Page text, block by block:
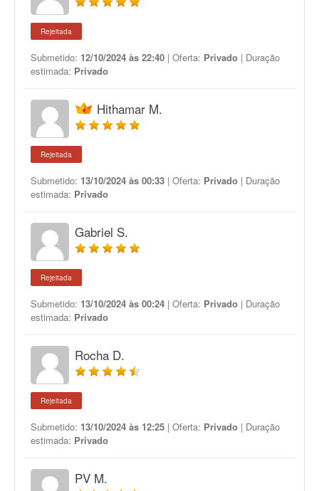
Rejeitada
Submetido: 12/10/2024 às 22:40 | Oferta: Privado | Duração
estimada: Privado
Hithamar M.
Rejeitada
Submetido: 13/10/2024 às 00:33 | Oferta: Privado | Duração
estimada: Privado
Gabriel S.
Rejeitada
Submetido: 13/10/2024 às 00:24 | Oferta: Privado | Duração
estimada: Privado
Rocha D.
Rejeitada
Submetido: 13/10/2024 às 12:25 | Oferta: Privado | Duração
estimada: Privado
PV M.